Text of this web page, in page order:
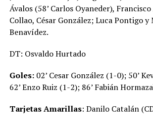
Ávalos (58’ Carlos Oyaneder),
Collao, César González; Luca Pontigo y
Benavídez.
DT: Osvaldo Hurtado
Goles: 02’ Cesar González (1-0); 50’
62’ Enzo Ruiz (1-2); 86’ Fabián
Tarjetas Amarillas: Danilo Catalán